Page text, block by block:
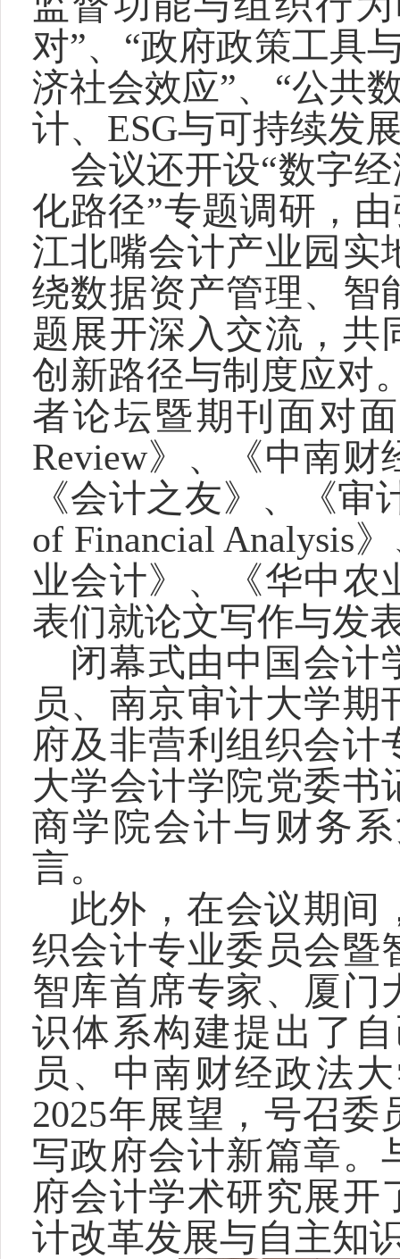
对”、“政府政策工具
济社会效应”、“公共
计、ESG与可持续发
会议还开设“数字
化路径”专题调研，
江北嘴会计产业园实
绕数据资产管理、智
题展开深入交流，共
创新路径与制度应对
者论坛暨期刊面对
Review》、《中南
《会计之友》、《审
of Financial Analysis
业会计》、《华中农
表们就论文写作与发
闭幕式由中国会计
员、南京审计大学
府及非营利组织会计
大学会计学院党委书
商学院会计与财务
言。
此外，在会议期间
织会计专业委员会暨
智库首席专家、厦门
识体系构建提出了
员、中南财经政法
2025年展望，号召
写政府会计新篇章。
府会计学术研究展开
计改革发展与自主知